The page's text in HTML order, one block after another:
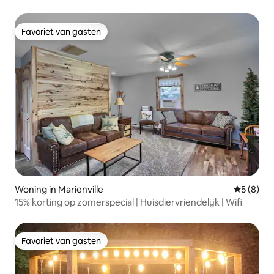
Favoriet van gasten
Favoriet van gasten
Woning in Marienville
5 (8)
15% korting op zomerspecial | Huisdiervriendelijk | Wifi
Favoriet van gasten
Favoriet van gasten